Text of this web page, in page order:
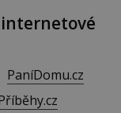
PaníDomu.cz